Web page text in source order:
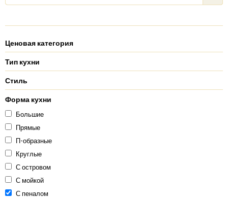
Ценовая категория
Тип кухни
Стиль
Форма кухни
Большие
Прямые
П-образные
Круглые
С островом
С мойкой
С пеналом